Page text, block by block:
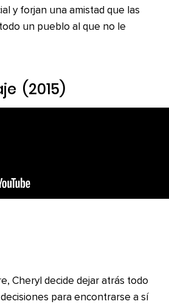
y forjan una amistad que las
un pueblo al que no le
(2015)
Cheryl decide dejar atrás todo
para encontrarse a sí